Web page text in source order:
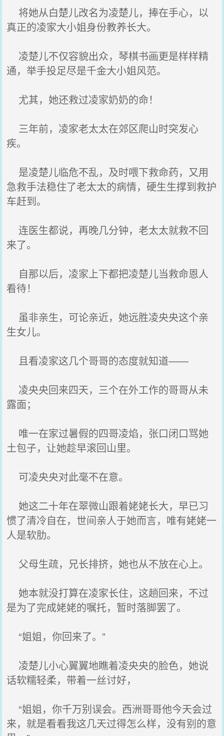
将她从白楚儿改名为凌楚儿，捧在手心，以
真正的凌家大小姐身份教养长大。
凌楚儿不仅容貌出众，琴棋书画更是样样精
通，举手投足尽是千金大小姐风范。
尤其，她还救过凌家奶奶的命！
三年前，凌家老太太在郊区爬山时突发心
疾。
是凌楚儿临危不乱，及时喂下救命药，又用
急救手法稳住了老太太的病情，硬生生撑到救护
车赶到。
连医生都说，再晚几分钟，老太太就救不回
来了。
自那以后，凌家上下都把凌楚儿当救命恩人
看待！
虽非亲生，可论亲近，她远胜凌央央这个亲
生女儿。
且看凌家这几个哥哥的态度就知道——
凌央央回来四天，三个在外工作的哥哥从未
露面；
唯一在家过暑假的四哥凌焰，张口闭口骂她
土包子，让她趁早滚回山里。
可凌央央对此毫不在意。
她这二十年在翠微山跟着姥姥长大，早已习
惯了清冷自在，世间亲人于她而言，唯有姥姥一
人是软肋。
父母生疏，兄长排挤，她也从不放在心上。
她本就没打算在凌家长住，这趟回来，不过
是为了完成姥姥的嘱托，暂时落脚罢了。
“姐姐，你回来了。”
凌楚儿小心翼翼地瞧着凌央央的脸色，她说
话软糯轻柔，带着一丝讨好，
“姐姐，你千万别误会。西洲哥哥他今天会过
来，就是看看我这几天过得怎么样，没有别的意